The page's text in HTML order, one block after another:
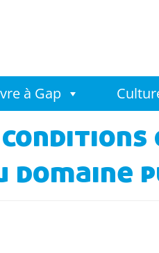
à Gap
domaine